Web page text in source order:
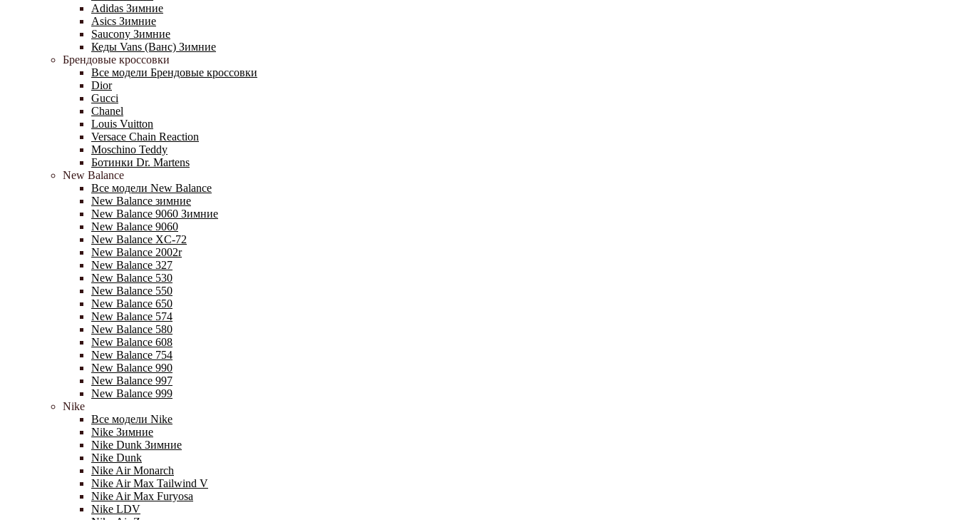
Adidas Зимние
Asics Зимние
Saucony Зимние
Кеды Vans (Ванс) Зимние
Брендовые кроссовки
Все модели Брендовые кроссовки
Dior
Gucci
Chanel
Louis Vuitton
Versace Chain Reaction
Moschino Teddy
Ботинки Dr. Martens
New Balance
Все модели New Balance
New Balance зимние
New Balance 9060 Зимние
New Balance 9060
New Balance XC-72
New Balance 2002r
New Balance 327
New Balance 530
New Balance 550
New Balance 650
New Balance 574
New Balance 580
New Balance 608
New Balance 754
New Balance 990
New Balance 997
New Balance 999
Nike
Все модели Nike
Nike Зимние
Nike Dunk Зимние
Nike Dunk
Nike Air Monarch
Nike Air Max Tailwind V
Nike Air Max Furyosa
Nike LDV